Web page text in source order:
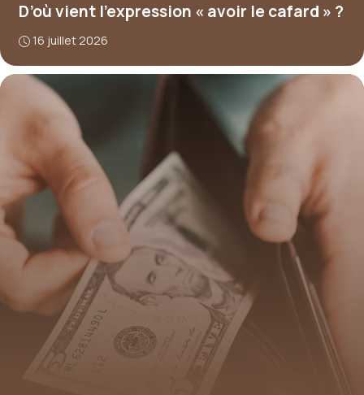
D’où vient l’expression « avoir le cafard » ?
16 juillet 2026